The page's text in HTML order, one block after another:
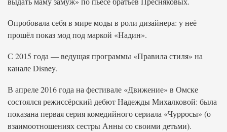
Опробовала себя в мире моды в роли дизайнера: у неё
прошёл показ мод под маркой «Надин».
С 2015 года — ведущая программы «Правила стиля» на
канале Disney.
В апреле 2016 года на фестивале «Движение» в Омске
состоялся режиссёрский дебют Надежды Михалковой: была
показана первая серия комедийного сериала «Чурросы» (о
взаимоотношениях сестры Анны со своими детьми).